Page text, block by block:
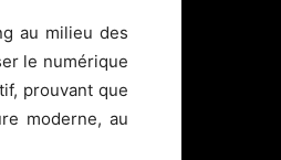
au milieu des
le numérique
prouvant que
moderne, au